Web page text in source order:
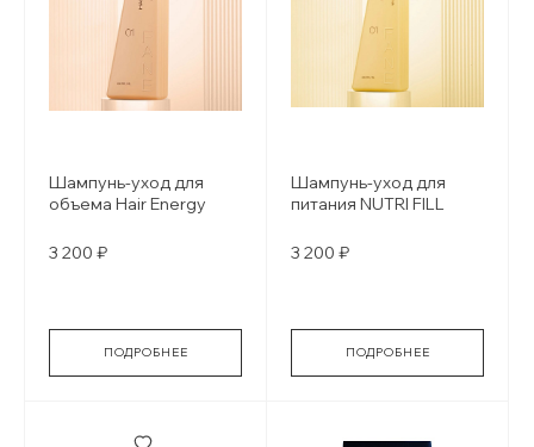
Шампунь-уход для
объема Hair Energy
3 200 ₽
ПОДРОБНЕЕ
Шампунь-уход для
питания NUTRI FILL
3 200 ₽
ПОДРОБНЕЕ